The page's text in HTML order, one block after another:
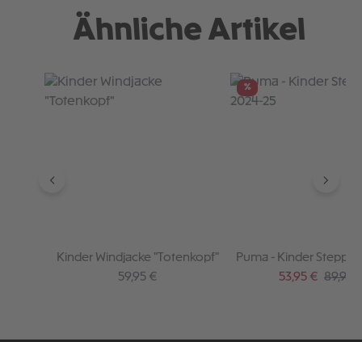
Ähnliche Artikel
Produktgalerie überspringen
Kinder Windjacke "Totenkopf"
Regulärer Preis:
59,95 €
%
Puma - Kinder
25
Verkaufspreis:
53,95 € 89,95